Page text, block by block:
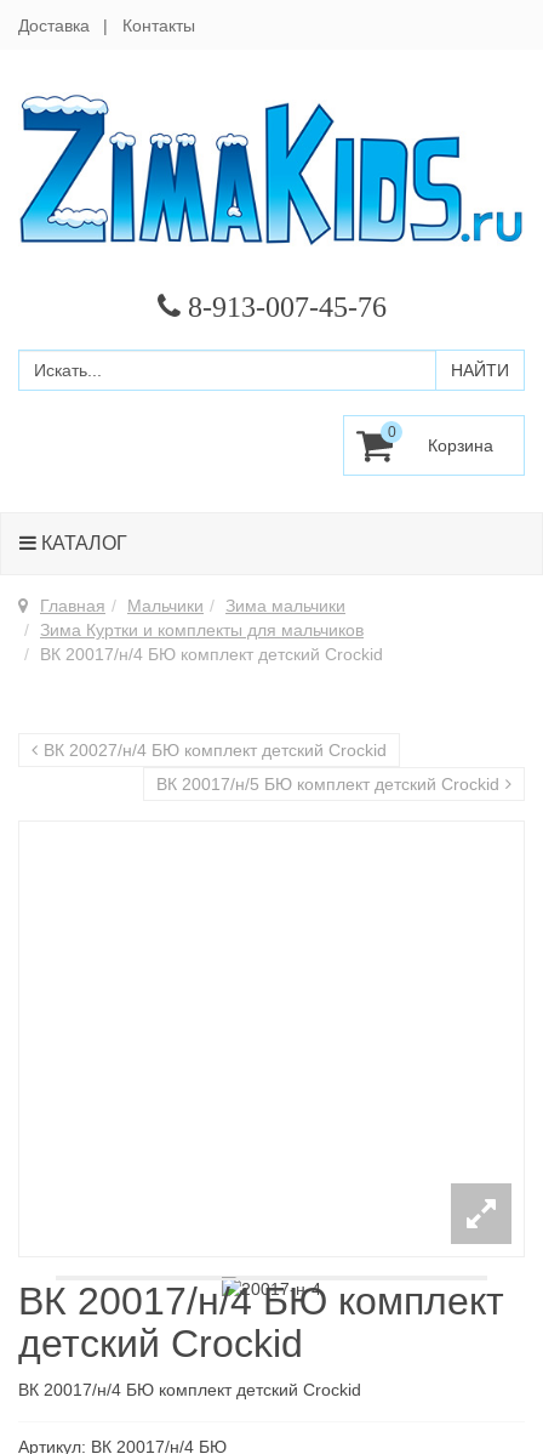
Доставка Контакты
8-913-007-45-76
0
КАТАЛОГ
Главная Мальчики
Зима мальчики
Зима Куртки и комплекты для мальчиков
ВК 20017/н/4 БЮ комплект детский Crockid
ВК 20027/н/4 БЮ комплект детский Crockid
ВК 20017/н/5 БЮ комплект детский Crockid
ВК 20017/н/4 БЮ комплект
детский Crockid
ВК 20017/н/4 БЮ комплект детский Crockid
Артикул: ВК 20017/н/4 БЮ